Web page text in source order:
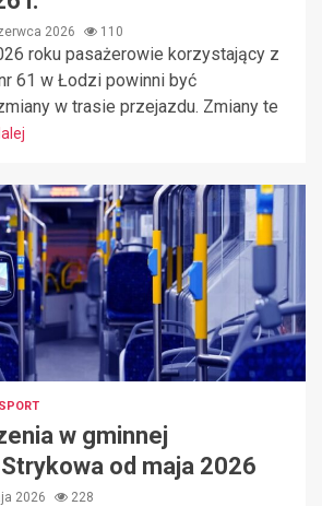
2026 110
roku pasażerowie korzystający z
61 w Łodzi powinni być
w trasie przejazdu. Zmiany te
w gminnej
od maja 2026
2026 228